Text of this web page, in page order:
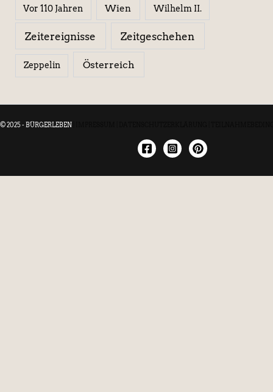
Vor 110 Jahren Wien Wilhelm II.
Zeitereignisse Zeitgeschehen
Zeppelin Österreich
© 2025 - BÜRGERLEBEN